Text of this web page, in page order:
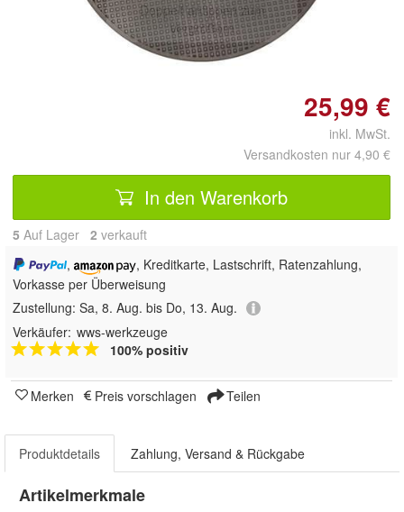
Doppelt antippen zum
vergrößern
25,99 €
inkl. MwSt.
Versandkosten nur 4,90 €
In den Warenkorb
5 Auf Lager 2 verkauft
,
, Kreditkarte, Lastschrift, Ratenzahlung,
Vorkasse per Überweisung
Zustellung: Sa, 8. Aug. bis Do, 13. Aug.
Verkäufer: wws-werkzeuge
100% positiv
Merken Preis vorschlagen Teilen
Produktdetails Zahlung, Versand & Rückgabe
Artikelmerkmale